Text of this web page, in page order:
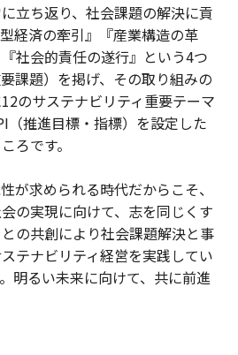
立ち返り、社会課題の解決に貢
経済の牽引』『産業構造の革
社会的責任の遂行』という4つ
課題）を掲げ、その取り組みの
のサステナビリティ重要テーマ
（推進目標・指標）を設定した
ろです。
が求められる時代だからこそ、
の実現に向けて、志を同じくす
の共創により社会課題解決と事
テナビリティ経営を実践してい
明るい未来に向けて、共に前進